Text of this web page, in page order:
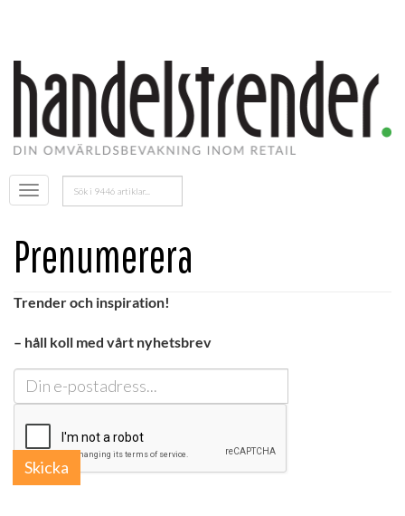
Öppna
menyn
Sök
efter:
Prenumerera
Trender och inspiration!
– håll koll med vårt nyhetsbrev
Skicka